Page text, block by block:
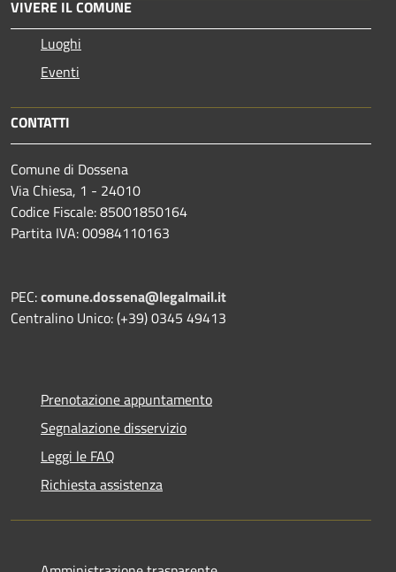
VIVERE IL COMUNE
Luoghi
Eventi
CONTATTI
Comune di Dossena
Via Chiesa, 1 - 24010
Codice Fiscale: 85001850164
Partita IVA: 00984110163
PEC:comune.dossena@legalmail.it
Centralino Unico: (+39) 0345 49413
Prenotazione appuntamento
Segnalazione disservizio
Leggi le FAQ
Richiesta assistenza